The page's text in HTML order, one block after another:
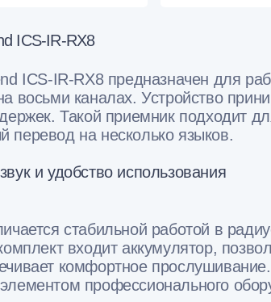
ICS-IR-RX8
ICS-IR-RX8 предназначен для
восьми каналах. Устройство
Такой приемник подходит
перевод на несколько языков.
и удобство использования
стабильной работой в
входит аккумулятор,
комфортное
профессионального